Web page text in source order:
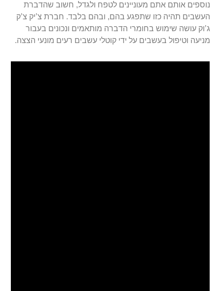
נוספים אותם אתם מעוניינים לטפח ולגדל, חשוב שהדברת
העשבים תהיה כזו שתפגע בהם, ובהם בלבד. חברת צ’יק צ’ק
ג’וק עושה שימוש בחומרי הדברה מותאמים ונכונים בעבור
מניעה וטיפול בעשבים על ידי קוטלי עשבים רעים מונעי הצצה.